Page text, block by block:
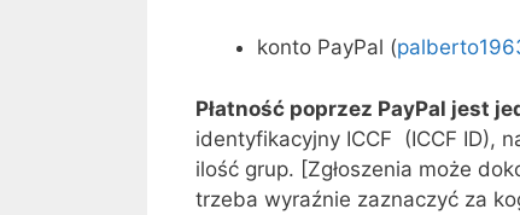
konto PayPal (
Płatność poprzez PayPal jest
identyfikacyjny ICCF (ICCF ID),
ilość grup. [Zgłoszenia może
trzeba wyraźnie zaznaczyć za